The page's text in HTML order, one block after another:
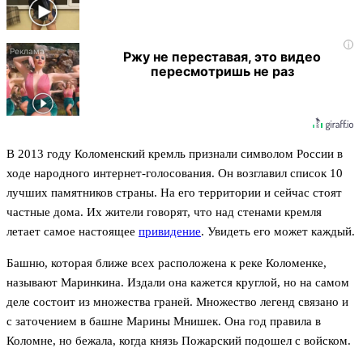
i
Ржу не переставая, это видео
пересмотришь не раз
В 2013 году Коломенский кремль признали символом России в
ходе народного интернет-голосования. Он возглавил список 10
лучших памятников страны. На его территории и сейчас стоят
частные дома. Их жители говорят, что над стенами кремля
летает самое настоящее привидение. Увидеть его может каждый.
Башню, которая ближе всех расположена к реке Коломенке,
называют Маринкина. Издали она кажется круглой, но на самом
деле состоит из множества граней. Множество легенд связано и
с заточением в башне Марины Мнишек. Она год правила в
Коломне, но бежала, когда князь Пожарский подошел с войском.